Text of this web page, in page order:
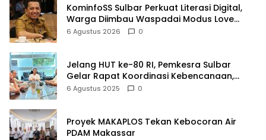
KominfoSS Sulbar Perkuat Literasi Digital,
Warga Diimbau Waspadai Modus Love
Scamming
6 Agustus 2026 0
Jelang HUT ke-80 RI, Pemkesra Sulbar
Gelar Rapat Koordinasi Kebencanaan,
Ketertiban, dan Keamanan
6 Agustus 2025 0
Proyek MAKAPLOS Tekan Kebocoran Air
PDAM Makassar